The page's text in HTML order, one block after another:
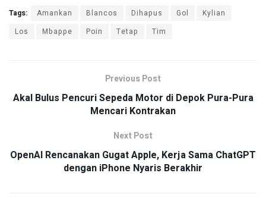
Tags: Amankan Blancos Dihapus Gol
Kylian
Los
Mbappe Poin Tetap Tim
Previous Post
Akal Bulus Pencuri Sepeda Motor di Depok Pura-Pura
Mencari Kontrakan
Next Post
OpenAI Rencanakan Gugat Apple, Kerja Sama ChatGPT
dengan iPhone Nyaris Berakhir